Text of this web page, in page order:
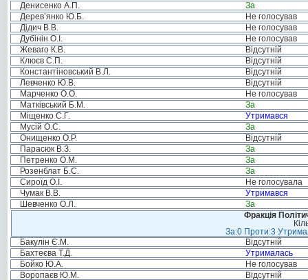
Денисенко А.П.
За
Дерев’янко Ю.Б.
Не голосував
Дідич В.В.
Не голосував
Дубінін О.І.
Не голосував
Жеваго К.В.
Відсутній
Клюєв С.П.
Відсутній
Константіновський В.Л.
Відсутній
Левченко Ю.В.
Відсутній
Марченко О.О.
Не голосував
Матківський Б.М.
За
Міщенко С.Г.
Утримався
Мусій О.С.
За
Онищенко О.Р.
Відсутній
Парасюк В.З.
За
Петренко О.М.
За
Розенблат Б.С.
За
Сироїд О.І.
Не голосувала
Чумак В.В.
Утримався
Шевченко О.Л.
За
Фракція
За:0 Проти:3
Бакулін Є.М.
Відсутній
Бахтеєва Т.Д.
Утрималась
Бойко Ю.А.
Не голосував
Воропаєв Ю.М.
Відсутній